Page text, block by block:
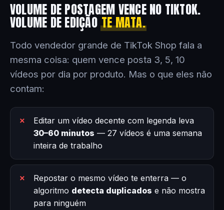
VOLUME DE POSTAGEM VENCE NO TIKTOK.
VOLUME DE EDIÇÃOTE MATA.
Todo vendedor grande de TikTok Shop fala a
mesma coisa: quem vence posta 3, 5, 10
vídeos por dia por produto. Mas o que eles não
contam:
Editar um vídeo decente com legenda leva
30–60 minutos — 27 vídeos é uma semana
inteira de trabalho
Repostar o mesmo vídeo te enterra — o
algoritmo detecta duplicados e não mostra
para ninguém